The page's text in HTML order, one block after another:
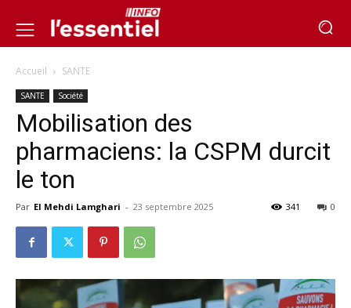
Accueil SANTE
SANTE Société
Mobilisation des
pharmaciens: la CSPM durcit
le ton
Par El Mehdi Lamghari - 23 septembre 2025 0
341